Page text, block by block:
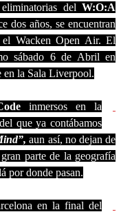
delW:O:A
dos años, se encuentran
Wacken Open Air. El
sábado 6 de Abril en
en la Sala Liverpool.
inmersos en la
que ya contábamos
aun así, no dejan de
parte de la geografía
por donde pasan.
en la final del